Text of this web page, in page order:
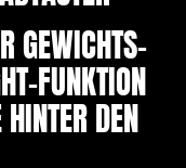
GE­WICHTS­
FUNK­TI­ON
DEN